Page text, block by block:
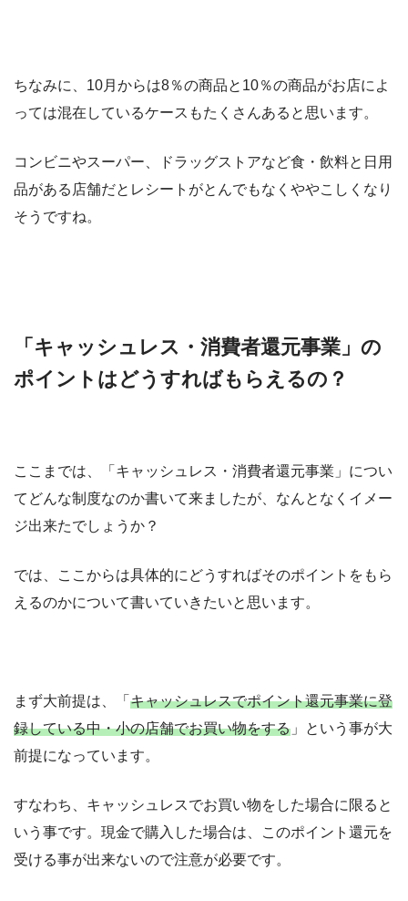
ちなみに、10月からは8％の商品と10％の商品がお店によ
っては混在しているケースもたくさんあると思います。
コンビニやスーパー、ドラッグストアなど食・飲料と日用
品がある店舗だとレシートがとんでもなくややこしくなり
そうですね。
「キャッシュレス・消費者還元事業」の
ポイントはどうすればもらえるの？
ここまでは、「キャッシュレス・消費者還元事業」につい
てどんな制度なのか書いて来ましたが、なんとなくイメー
ジ出来たでしょうか？
では、ここからは具体的にどうすればそのポイントをもら
えるのかについて書いていきたいと思います。
まず大前提は、「 キャッシュレスでポイント還元事業に登
録している中・小の店舗でお買い物をする 」という事が大
前提になっています。
すなわち、キャッシュレスでお買い物をした場合に限ると
いう事です。現金で購入した場合は、このポイント還元を
受ける事が出来ないので注意が必要です。